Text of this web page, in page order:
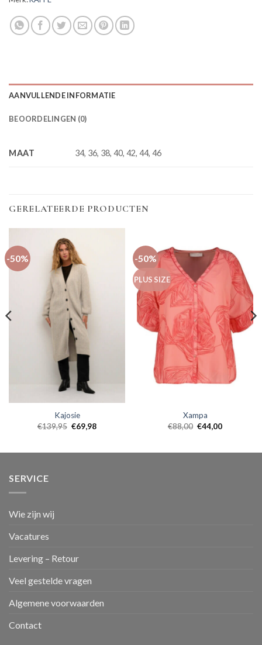
AANVULLENDE INFORMATIE
BEOORDELINGEN (0)
MAAT 34, 36, 38, 40, 42, 44, 46
GERELATEERDE PRODUCTEN
-50%
Kajosie
€139,95 €69,98
-50%
PLUS SIZE
Xampa
€88,00 €44,00
SERVICE
Wie zijn wij
Vacatures
Levering – Retour
Veel gestelde vragen
Algemene voorwaarden
Contact